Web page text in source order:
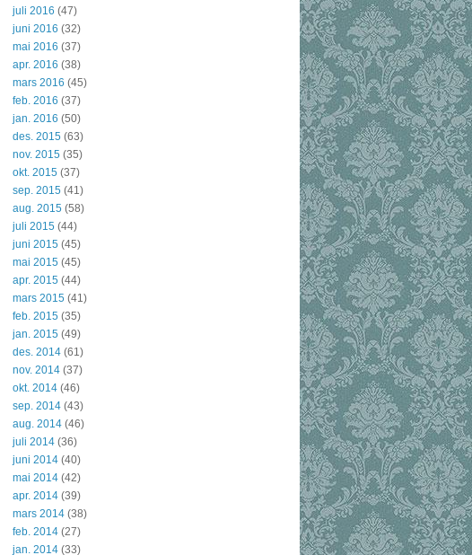
juli 2016 (47)
juni 2016 (32)
mai 2016 (37)
apr. 2016 (38)
mars 2016 (45)
feb. 2016 (37)
jan. 2016 (50)
des. 2015 (63)
nov. 2015 (35)
okt. 2015 (37)
sep. 2015 (41)
aug. 2015 (58)
juli 2015 (44)
juni 2015 (45)
mai 2015 (45)
apr. 2015 (44)
mars 2015 (41)
feb. 2015 (35)
jan. 2015 (49)
des. 2014 (61)
nov. 2014 (37)
okt. 2014 (46)
sep. 2014 (43)
aug. 2014 (46)
juli 2014 (36)
juni 2014 (40)
mai 2014 (42)
apr. 2014 (39)
mars 2014 (38)
feb. 2014 (27)
jan. 2014 (33)